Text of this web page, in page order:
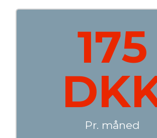
175
Pr. måned